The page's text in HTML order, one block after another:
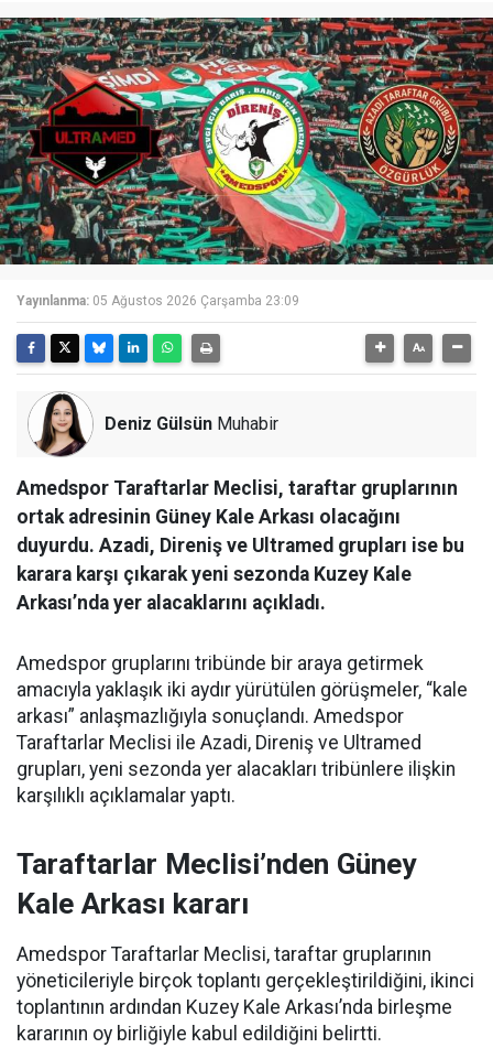
Yayınlanma: 05 Ağustos 2026 Çarşamba 23:09
Deniz Gülsün Muhabir
Amedspor Taraftarlar Meclisi, taraftar gruplarının
ortak adresinin Güney Kale Arkası olacağını
duyurdu. Azadi, Direniş ve Ultramed grupları ise bu
karara karşı çıkarak yeni sezonda Kuzey Kale
Arkası’nda yer alacaklarını açıkladı.
Amedspor gruplarını tribünde bir araya getirmek
amacıyla yaklaşık iki aydır yürütülen görüşmeler, “kale
arkası” anlaşmazlığıyla sonuçlandı. Amedspor
Taraftarlar Meclisi ile Azadi, Direniş ve Ultramed
grupları, yeni sezonda yer alacakları tribünlere ilişkin
karşılıklı açıklamalar yaptı.
Taraftarlar Meclisi’nden Güney
Kale Arkası kararı
Amedspor Taraftarlar Meclisi, taraftar gruplarının
yöneticileriyle birçok toplantı gerçekleştirildiğini, ikinci
toplantının ardından Kuzey Kale Arkası’nda birleşme
kararının oy birliğiyle kabul edildiğini belirtti.